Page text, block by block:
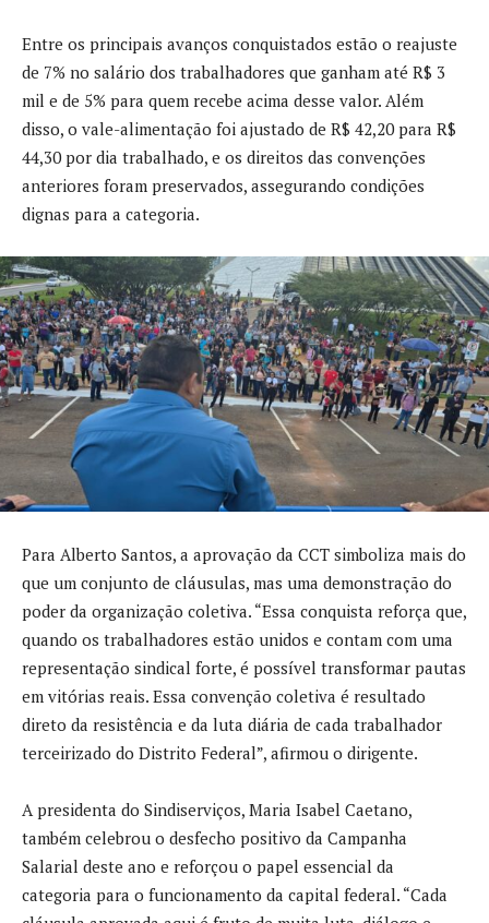
Entre os principais avanços conquistados estão o reajuste
de 7% no salário dos trabalhadores que ganham até R$ 3
mil e de 5% para quem recebe acima desse valor. Além
disso, o vale-alimentação foi ajustado de R$ 42,20 para R$
44,30 por dia trabalhado, e os direitos das convenções
anteriores foram preservados, assegurando condições
dignas para a categoria.
Para Alberto Santos, a aprovação da CCT simboliza mais do
que um conjunto de cláusulas, mas uma demonstração do
poder da organização coletiva. “Essa conquista reforça que,
quando os trabalhadores estão unidos e contam com uma
representação sindical forte, é possível transformar pautas
em vitórias reais. Essa convenção coletiva é resultado
direto da resistência e da luta diária de cada trabalhador
terceirizado do Distrito Federal”, afirmou o dirigente.
A presidenta do Sindiserviços, Maria Isabel Caetano,
também celebrou o desfecho positivo da Campanha
Salarial deste ano e reforçou o papel essencial da
categoria para o funcionamento da capital federal. “Cada